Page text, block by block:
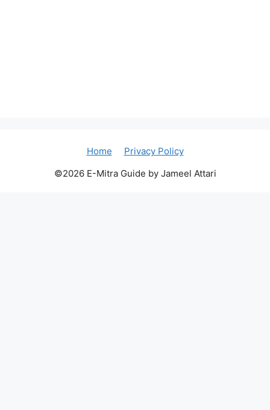
Home
Privacy Policy
©2026 E-Mitra Guide by Jameel Attari